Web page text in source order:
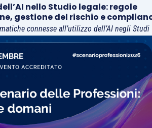
nello Studio legale: regole
gestione del rischio e
connesse all’utilizzo dell’AI negli Studi